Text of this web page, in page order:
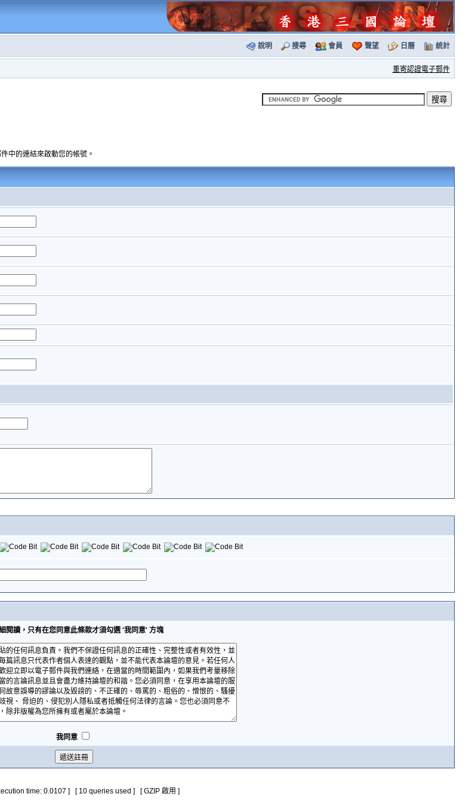
說明 搜尋 會員 聲望 日曆 統計
重寄認證電子郵件
中的連結來啟動您的帳號。
閱讀，只有在您同意此條款才須勾選 '我同意' 方塊
我同意
time: 0.0107 ] [ 10 queries used ] [ GZIP 啟用 ]